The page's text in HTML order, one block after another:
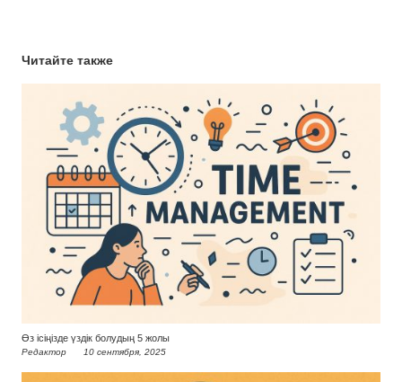
Читайте также
Өз ісіңізде үздік болудың 5 жолы
Редактор 10 сентября, 2025